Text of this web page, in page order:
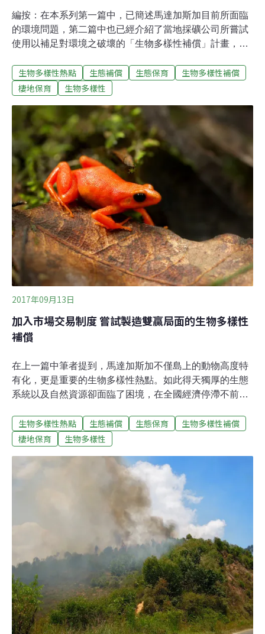
編按：在本系列第一篇中，已簡述馬達加斯加目前所面臨
的環境問題，第二篇中也已經介紹了當地採礦公司所嘗試
使用以補足對環境之破壞的「生物多樣性補償」計畫，本
際社會對於馬達加斯加生態的重視，兩間國際級採礦公司
QMM與Ambatovy皆自發性地實施生物多樣性補償計畫。
出了問題，在本篇中將逐一解釋。復育的首要選擇：稀有
的棲地生態QMM為跨國的礦產與資源公司力拓集團（Rio
Tinto）在馬達加斯加的子公司，與政府的合作關係緊密，
馬達加斯加政府不僅佔了其20%的持股，甚至還出資建造
港口讓QMM能將原礦輸出到加拿大進行精煉。QMM 有三
座開放式礦場，皆位於馬島東南方的多芬堡（Fort-
Dauphin）沿岸區域。主要開採的鈦鐵礦（ilmenite）是一
種常用於提煉工業白色染劑的礦石。QMM於2008年就已
開始
生物多樣性熱點 生態補償 生態保育
生物多樣性補償
棲地保育
生物多樣性
2017年09月13日
加入市場交易制度 嘗試製造雙贏局面的生物多樣性
補償
在上一篇中筆者提到，馬達加斯加不僅島上的動物高度特
有化，更是重要的生物多樣性熱點。如此得天獨厚的生態
系統以及自然資源卻面臨了困境，在全國經濟停滯不前、
豐富的礦物資源吸引大量的投資客、盜採者，更是讓動植
物的棲地岌岌可危。筆者於2016年12月前往安達西貝
上，蓊蓊鬱鬱的熱帶雨林盡收眼底，山谷間還不時傳來當
地大狐猴（Indri）奇特的叫聲。但在缺乏進口天然氣的情
況下，國家公園附近的居民依然砍伐樹林來做成木炭，用
以供給烹煮的燃料。當地一位生態導遊也語重心長的說：
「幾年前帶遊客去觀賞金黃曼特蛙（Golden Mantella）的
那片濕地跟森林，前幾個禮拜再去時，已經不見蹤影。現
在要找到這種蛙類越來越困難。」
生物多樣性熱點 生態補償 生態保育
生物多樣性補償
棲地保育
生物多樣性